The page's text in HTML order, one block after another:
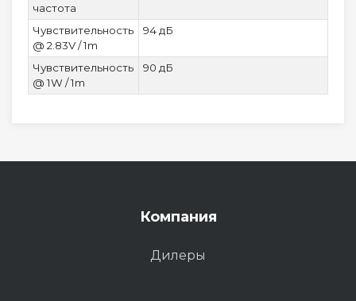
частота
Чувствительность
@ 2.83V / 1m
94 дБ
Чувствительность
@ 1W / 1m
90 дБ
Компания
Дилеры